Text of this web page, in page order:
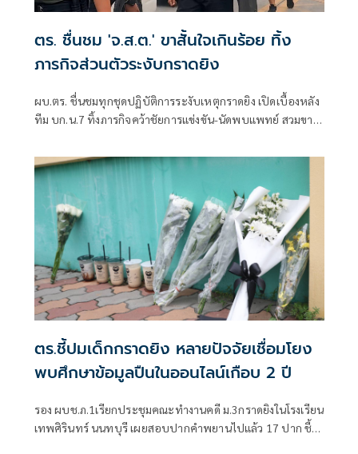
ตร. ชื่นชม 'จ.ส.ต.' ขาสั้นใจเกินร้อย ทิ้ง
ภารกิจส่วนตัวระงับกราดยิง
ผบ.ตร. ชื่นชมทุกชุดปฏิบัติการระงับเหตุกราดยิง เปิดเบื้องหลัง
ทีม บก.น.7 ทิ้งภารกิจคว้าชัยการแข่งขัน-นัดพบแพทย์ สวมขา
ตร.ชี้ปมเด็กกราดยิง หลายปัจจัยเชื่อมโยง
พบศึกษาข้อมูลปืนในออนไลน์เกือบ 2 ปี
รอง ผบช.ภ.1เรียกประชุมคณะทำงานคดี ม.3กราดยิงในโรงเรียน
เทพศิรินทร์ นนทบุรี เผยสอบปากคำพยานไปแล้ว 17 ปาก ชี้